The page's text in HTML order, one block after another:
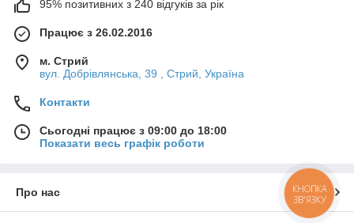
95% позитивних з 240 відгуків за рік
Працює з 26.02.2016
м. Стрий
вул. Добрівлянська, 39 , Стрий, Україна
Контакти
Сьогодні працює з 09:00 до 18:00
Показати весь графік роботи
Про нас
КНОПКА
ЗВ'ЯЗКУ